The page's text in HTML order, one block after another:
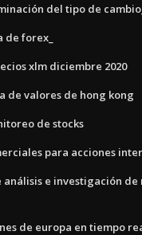
del tipo de cambio_
de forex_
xlm diciembre 2020
de valores de hong kong
de stocks
para acciones
análisis e investigación
de europa en tiempo